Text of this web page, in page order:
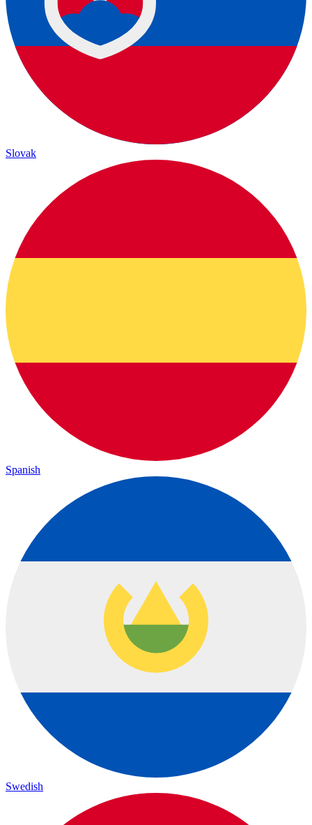
Slovak
Spanish
Swedish